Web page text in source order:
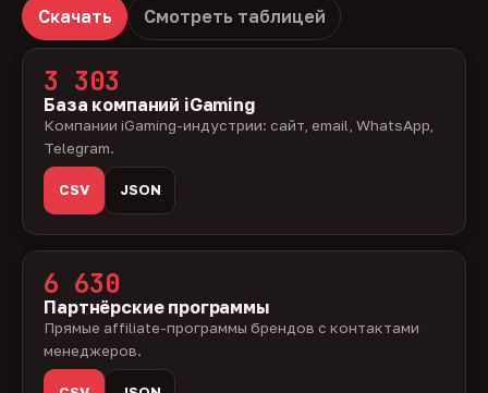
Скачать Смотреть таблицей
3 303
База компаний iGaming
Компании iGaming-индустрии: сайт, email, WhatsApp,
Telegram.
CSV JSON
6 630
Партнёрские программы
Прямые affiliate-программы брендов с контактами
менеджеров.